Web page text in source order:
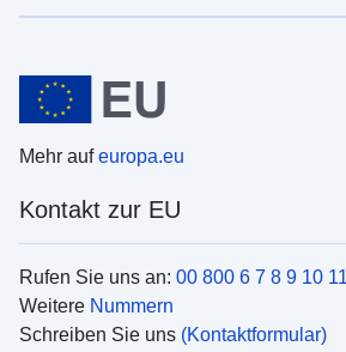
Mehr aufeuropa.eu
Kontakt zur EU
Rufen Sie uns an: 00 800 6 7 8 9 10
Weitere Nummern
Schreiben Sie uns (Kontaktformular)